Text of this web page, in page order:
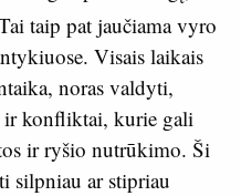
taip pat jaučiama vyro
Visais laikais
noras valdyti,
ir konfliktai, kurie gali
ir ryšio nutrūkimo. Ši
silpniau ar stipriau